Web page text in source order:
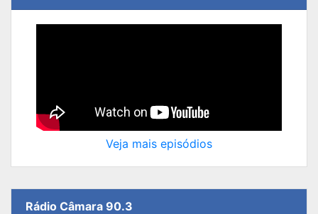
Veja mais episódios
Rádio Câmara 90.3